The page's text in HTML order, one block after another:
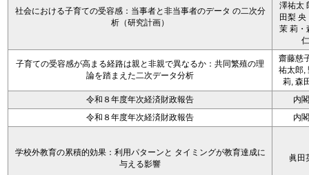
社会における子育ての受容感：当事者と非当事者のデータ の二次分
析（研究計画）
澤祐太
田梨 央
茉 莉・
仁
子育ての受容感が高まる経路は親と非親で異なるか：共同繁殖の理
論を踏まえた二次データ分析
齋藤慈
祐太郎,
莉, 森
令和８年度年次経済財政報告
内
令和８年度年次経済財政報告
内
学校外教育の累積的効果：利用パターンと タイミングが教育達成に
与える影響
眞田